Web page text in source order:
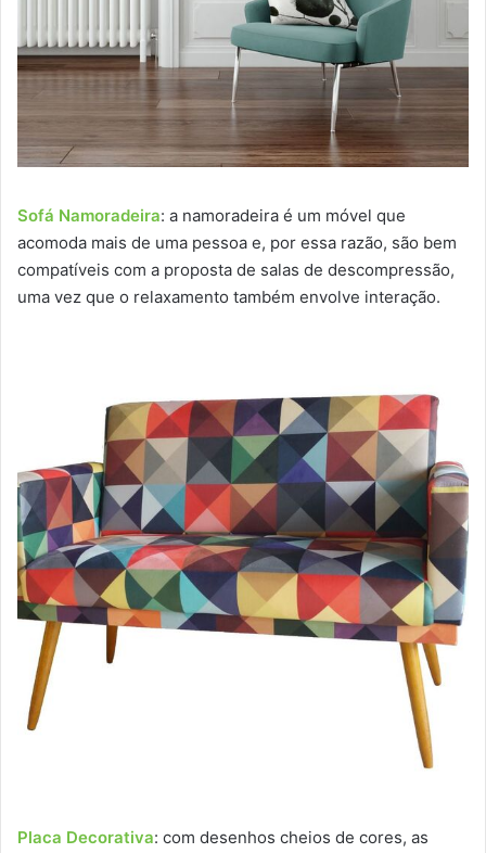
Sofá Namoradeira: a namoradeira é um móvel que
acomoda mais de uma pessoa e, por essa razão, são bem
compatíveis com a proposta de salas de descompressão,
uma vez que o relaxamento também envolve interação.
Placa Decorativa: com desenhos cheios de cores, as